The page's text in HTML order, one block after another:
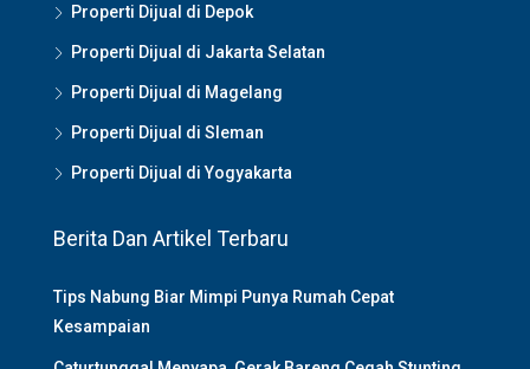
Properti Dijual di Depok
Properti Dijual di Jakarta Selatan
Properti Dijual di Magelang
Properti Dijual di Sleman
Properti Dijual di Yogyakarta
Berita Dan Artikel Terbaru
Tips Nabung Biar Mimpi Punya Rumah Cepat
Kesampaian